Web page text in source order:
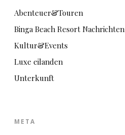
Abenteuer&Touren
Binga Beach Resort Nachrichten
Kultur&Events
Luxe eilanden
Unterkunft
META